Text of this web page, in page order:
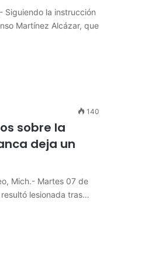
Siguiendo la instrucción
Martínez Alcázar, que
140
sobre la
deja un
Mich.- Martes 07 de
lesionada tras…